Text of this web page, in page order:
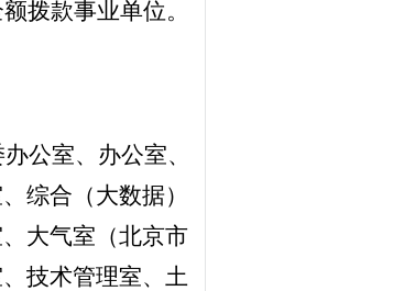
拨款事业单位。
公室、办公室、
综合（大数据）
大气室（北京市
技术管理室、土